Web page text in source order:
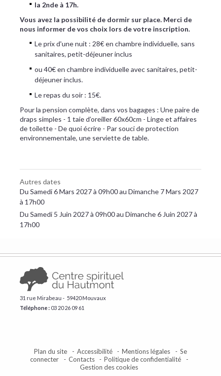
la 2nde à 17h.
Vous avez la possibilité de dormir sur place. Merci de
nous informer de vos choix lors de votre inscription.
Le prix d'une nuit : 28€ en chambre individuelle, sans
sanitaires, petit-déjeuner inclus
​ou 40€ en chambre individuelle avec sanitaires, petit-
déjeuner inclus.
​Le repas du soir : 15€.
Pour la pension complète, dans vos bagages : Une paire de
draps simples - 1 taie d’oreiller 60x60cm - Linge et affaires
de toilette - De quoi écrire - Par souci de protection
environnementale, une serviette de table.
Autres dates
Du Samedi 6 Mars 2027 à 09h00 au Dimanche 7 Mars 2027
à 17h00
Du Samedi 5 Juin 2027 à 09h00 au Dimanche 6 Juin 2027 à
17h00
31 rue Mirabeau - 59420 Mouvaux
Téléphone : ​03 20 26 09 61
Plan du site Accessibilité Mentions légales
Se
connecter
Contacts
Politique de confidentialité
Gestion des cookies